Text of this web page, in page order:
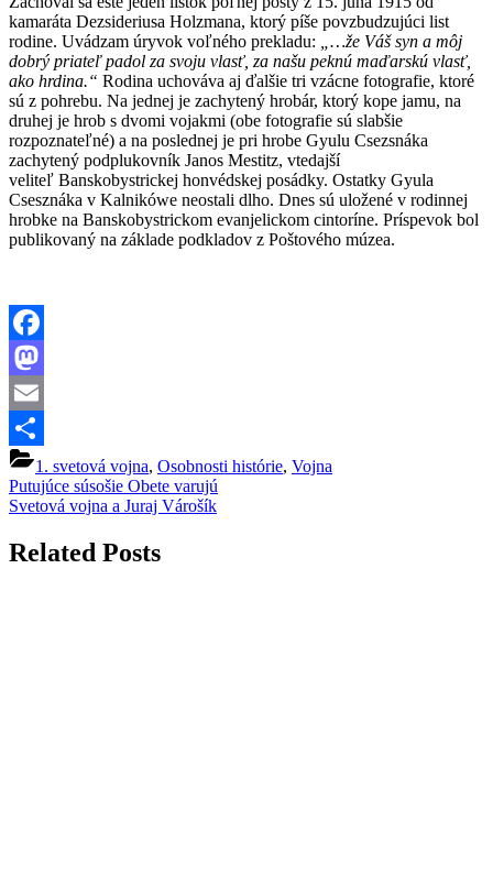
kamaráta Dezsideriusa Holzmana, ktorý píše povzbudzujúci list
rodine. Uvádzam úryvok voľného prekladu:
„…že Váš syn a môj
dobrý priateľ padol za svoju vlasť, za našu peknú maďarskú vlasť,
ako hrdina.“ Rodina uchováva aj ďalšie tri vzácne fotografie, ktoré
sú z pohrebu. Na jednej je zachytený hrobár, ktorý kope jamu, na
druhej je hrob s dvomi vojakmi (obe fotografie sú slabšie
rozpoznateľné) a na poslednej je pri hrobe Gyulu Csezsnáka
zachytený podplukovník Janos Mestitz, vtedajší
veliteľ Banskobystrickej honvédskej posádky. Ostatky Gyula
Csesznáka v Kalnikówe neostali dlho. Dnes sú uložené v rodinnej
hrobke na Banskobystrickom evanjelickom cintoríne. Príspevok bol
publikovaný na základe podkladov z Poštového múzea.
Facebook
Mastodon
Email
Share1. svetová vojna, Osobnosti histórie, Vojna
Navigácia
v
článku
Previous
Post:
Putujúce súsošie Obete varujú
Next
Svetová vojna a Juraj Várošík
Related Posts